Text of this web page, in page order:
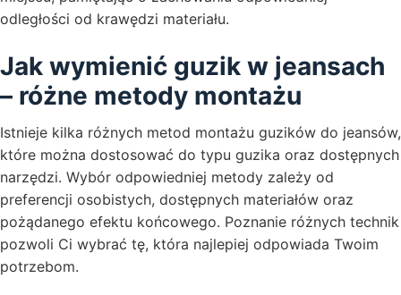
odległości od krawędzi materiału.
Jak wymienić guzik w jeansach
– różne metody montażu
Istnieje kilka różnych metod montażu guzików do jeansów,
które można dostosować do typu guzika oraz dostępnych
narzędzi. Wybór odpowiedniej metody zależy od
preferencji osobistych, dostępnych materiałów oraz
pożądanego efektu końcowego. Poznanie różnych technik
pozwoli Ci wybrać tę, która najlepiej odpowiada Twoim
potrzebom.